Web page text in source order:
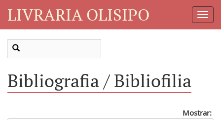
LIVRARIA OLISIPO
Bibliografia / Bibliofilia
Mostrar: